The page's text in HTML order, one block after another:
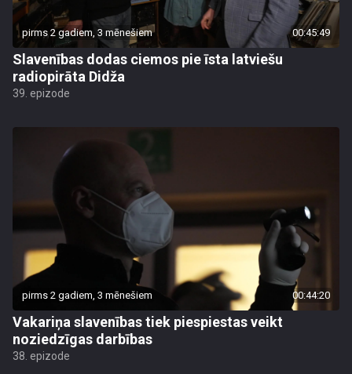
pirms 2 gadiem, 3 mēnešiem 00:45:49
Slavenības dodas ciemos pie īsta latviešu
radiopirāta Didža
39. epizode
pirms 2 gadiem, 3 mēnešiem 00:44:20
Vakariņa slavenības tiek piespiestas veikt
noziedzīgas darbības
38. epizode